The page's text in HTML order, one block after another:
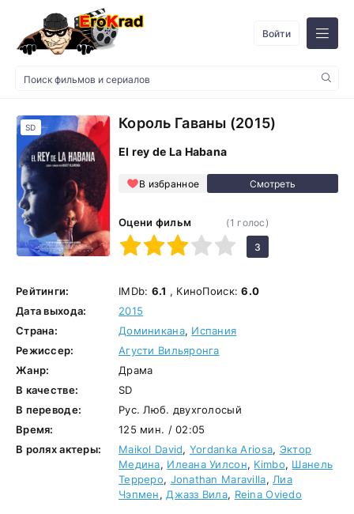
Войти
Король Гаваны (2015)
El rey de La Habana
В избранное
SD
Оцени фильм
1
2 3 5
(1 голос)
3
Рейтинги: IMDb: 6.1 , КиноПоиск:6.0
Дата выхода:
2015
Страна:
Доминикана, Испания
Режиссер:
Агусти Вильяронга
Жанр:
Драма
В качестве:
SD
В переводе:
Рус. Люб. двухголосый
Время:
125 мин. / 02:05
В ролях актеры:
Maikol David, Yordanka Ariosa, Эктор
Медина, Илеана Уилсон, Kimbo, Шанель
Терреро, Jonathan Maravilla, Лиа
Чэпмен, Джазз Вила, Reina Oviedo